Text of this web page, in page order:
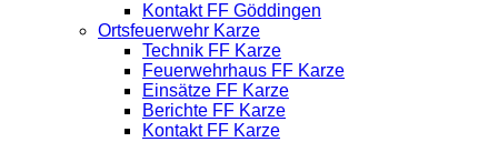
Kontakt FF Göddingen
Ortsfeuerwehr Karze
Technik FF Karze
Feuerwehrhaus FF Karze
Einsätze FF Karze
Berichte FF Karze
Kontakt FF Karze